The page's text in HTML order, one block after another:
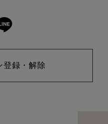
登録・解除